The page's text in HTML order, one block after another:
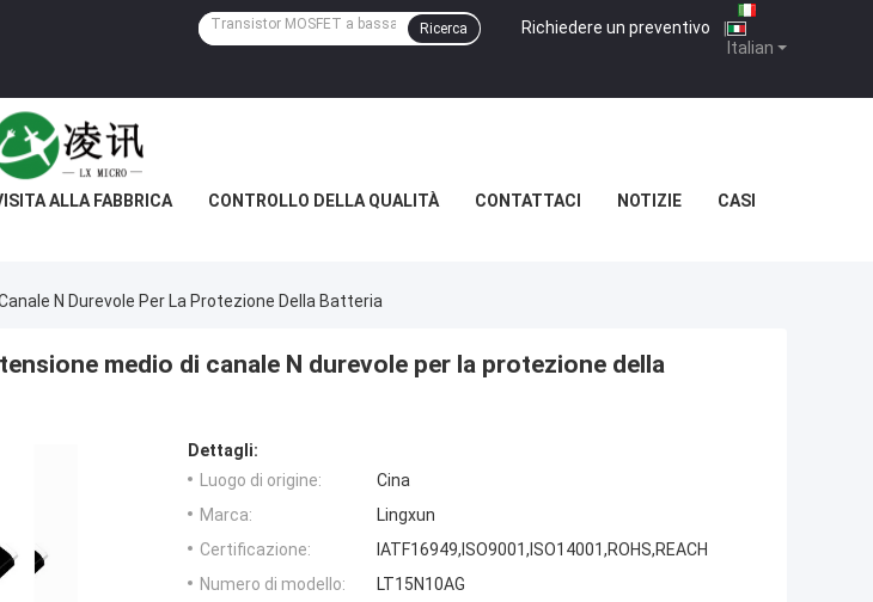
Italian
Richiedere un preventivo |
Ricerca
ALLA FABBRICA CONTROLLO DELLA QUALITÀ CONTATTACI NOTIZIE CASI
N Durevole Per La Protezione Della Batteria
medio di canale N durevole per la protezione della
Dettagli:
Luogo di origine:
Cina
Marca:
Lingxun
Certificazione:
IATF16949,ISO9001,ISO14001,ROHS,REACH
Numero di modello:
LT15N10AG